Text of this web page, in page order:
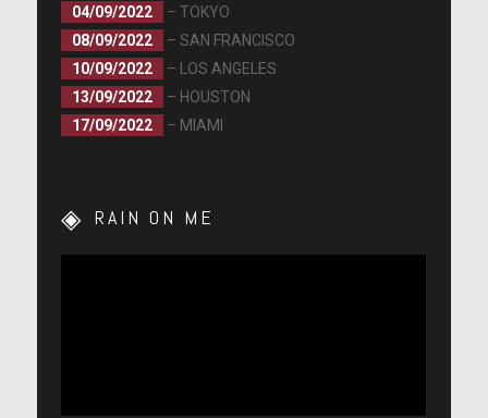
04/09/2022
– TOKYO
08/09/2022
– SAN FRANCISCO
10/09/2022
– LOS ANGELES
13/09/2022
– HOUSTON
17/09/2022
– MIAMI
RAIN ON ME